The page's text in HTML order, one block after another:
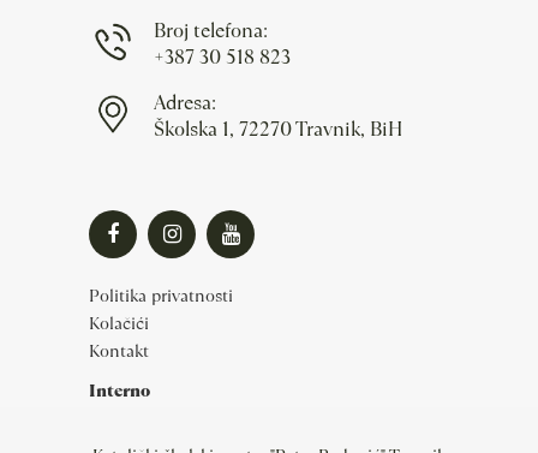
Broj telefona:
+387 30 518 823
Adresa:
Školska 1, 72270 Travnik, BiH
Politika privatnosti
Kolačići
Kontakt
Interno